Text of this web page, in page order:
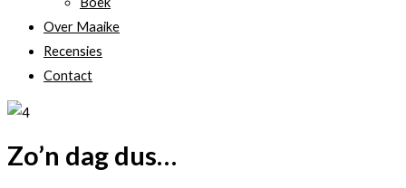
Over Maaike
Recensies
Contact
Zo’n dag dus…